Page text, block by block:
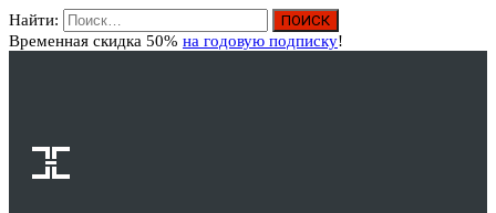
Найти:
Временная скидка 50% на годовую подписку!